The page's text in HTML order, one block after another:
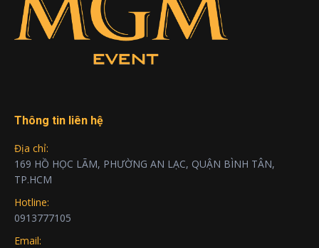
Thông tin liên hệ
Địa chỉ:
169 HỒ HỌC LÃM, PHƯỜNG AN LẠC, QUẬN BÌNH TÂN,
TP.HCM
Hotline:
0913777105
Email: